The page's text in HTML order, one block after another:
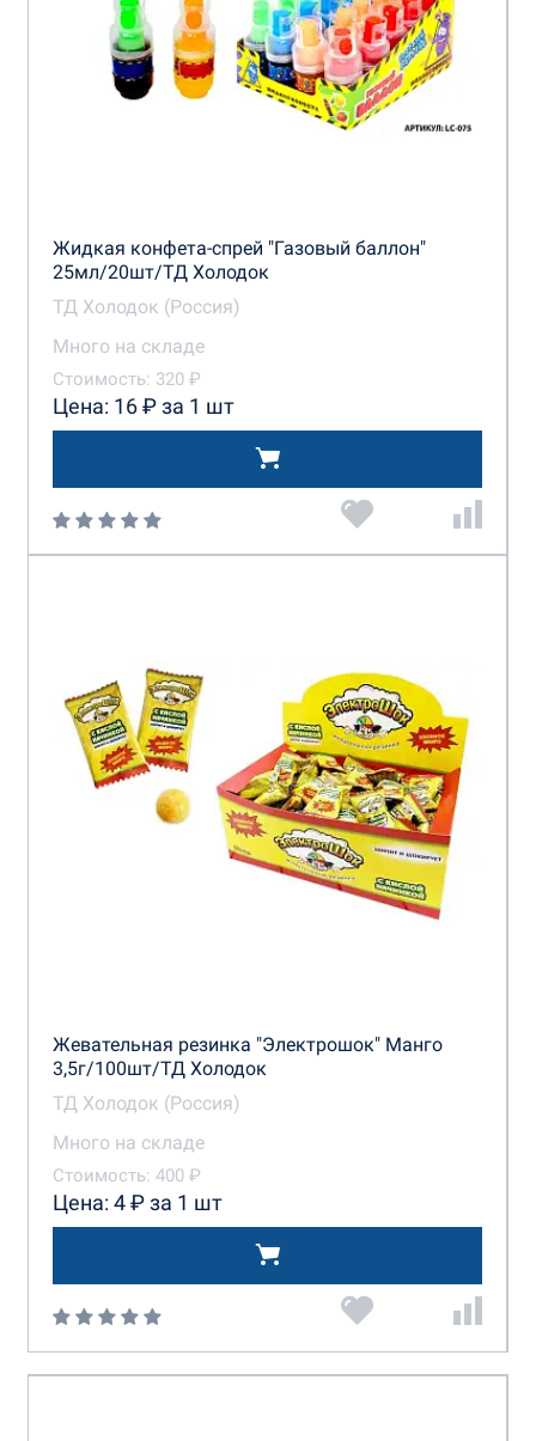
Жидкая конфета-спрей "Газовый баллон"
25мл/20шт/ТД Холодок
ТД Холодок (Россия)
Много на складе
Стоимость: 320 ₽
Цена: 16 ₽ за 1 шт
Жевательная резинка "Электрошок" Манго
3,5г/100шт/ТД Холодок
ТД Холодок (Россия)
Много на складе
Стоимость: 400 ₽
Цена: 4 ₽ за 1 шт